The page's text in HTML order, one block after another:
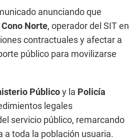
anunciando que
Norte, operador del SIT en
contractuales y afectar a
público para movilizarse
Públicoy la Policía
legales
servicio público, remarcando
a toda la población usuaria.